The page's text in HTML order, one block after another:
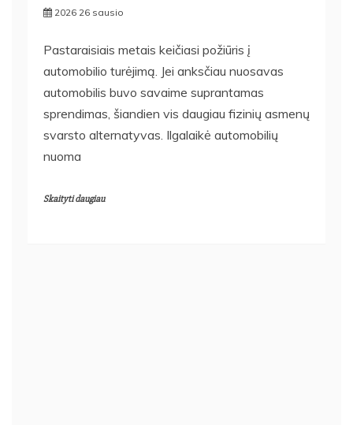
2026 26 sausio
Pastaraisiais metais keičiasi požiūris į
automobilio turėjimą. Jei anksčiau nuosavas
automobilis buvo savaime suprantamas
sprendimas, šiandien vis daugiau fizinių asmenų
svarsto alternatyvas. Ilgalaikė automobilių
nuoma
Skaityti daugiau